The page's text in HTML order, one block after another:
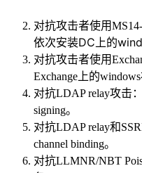
对抗攻击者使用
依次安装DC上的
对抗攻击者使用
Exchange上的windows
对抗LDAP relay攻击
signing。
对抗LDAP relay和
channel binding。
对抗LLMNR/NBT